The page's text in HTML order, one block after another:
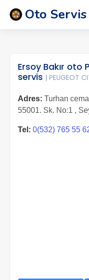
Oto Servis
Ersoy Bakır oto
servis | PEUGEOT
Adres: Turhan
55001. Sk. No:1 ,
Tel: 0(532) 765 55